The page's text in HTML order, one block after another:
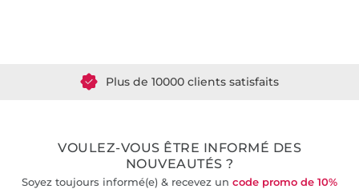
VOULEZ-VOUS ÊTRE INFORMÉ DES
NOUVEAUTÉS ?
Soyez toujours informé(e) & recevez un code promo de 10%